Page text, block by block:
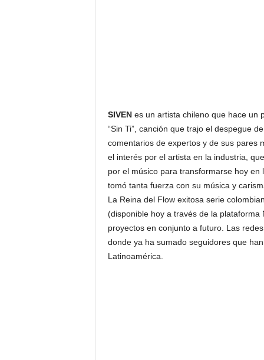
SIVEN es un artista chileno que hace un
“Sin Ti”, canción que trajo el despegue
comentarios de expertos y de sus pares
el interés por el artista en la industria,
por el músico para transformarse hoy
tomó tanta fuerza con su música y
La Reina del Flow exitosa serie
(disponible hoy a través de la
proyectos en conjunto a futuro. Las
donde ya ha sumado seguidores que
Latinoamérica.